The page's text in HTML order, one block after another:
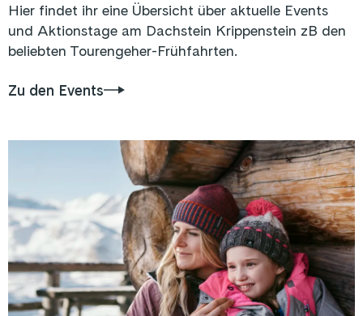
Hier findet ihr eine Übersicht über aktuelle Events
und Aktionstage am Dachstein Krippenstein zB den
beliebten Tourengeher-Frühfahrten.
Zu den Events